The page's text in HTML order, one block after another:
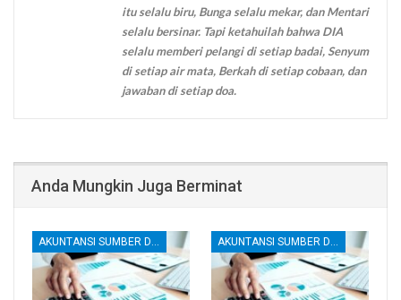
itu selalu biru, Bunga selalu mekar, dan Mentari
selalu bersinar. Tapi ketahuilah bahwa DIA
selalu memberi pelangi di setiap badai, Senyum
di setiap air mata, Berkah di setiap cobaan, dan
jawaban di setiap doa.
Anda Mungkin Juga Berminat
AKUNTANSI SUMBER DAYA MANUSIA (SDM) AKUNTANSI SUMBER DAYA MANUSIA (SDM)